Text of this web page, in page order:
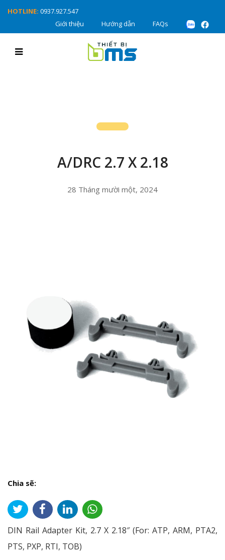
HOTLINE: 0937.927.547
Giới thiệu
Hướng dẫn FAQs
A/DRC 2.7 X 2.18
28 Tháng mười một, 2024
Chia sẽ:
DIN Rail Adapter Kit, 2.7 X 2.18″ (For: ATP, ARM, PTA2,
PTS, PXP, RTI, TOB)